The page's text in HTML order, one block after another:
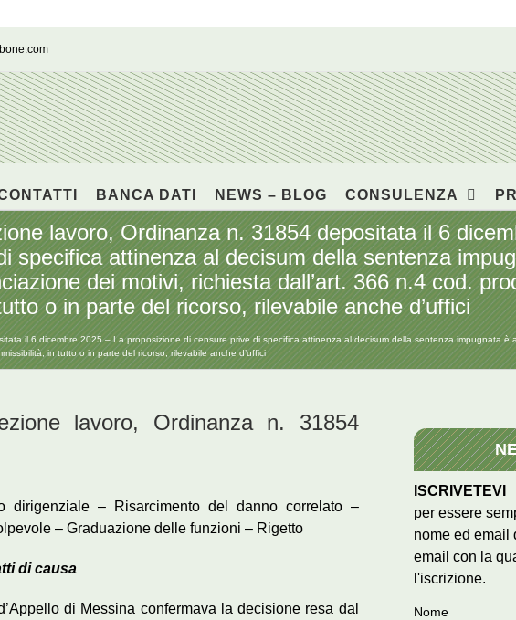
BANCA DATI NEWS – BLOG CONSULENZA
lavoro, Ordinanza n. 31854 depositata il 6
specifica attinenza al decisum della sentenza
dei motivi, richiesta dall’art. 366 n.4 cod.
o in parte del ricorso, rilevabile anche d’uffici
il 6 dicembre 2025 – La proposizione di censure prive di specifica attinenza al decisum della sentenza impugnata è
in tutto o in parte del ricorso, rilevabile anche d’uffici
lavoro, Ordinanza n. 31854
dirigenziale – Risarcimento del danno correlato –
– Graduazione delle funzioni – Rigetto
di causa
di Messina confermava la decisione resa dal
ISCRIVETEVI
per essere
nome ed email
email con la
l'iscrizione.
Nome